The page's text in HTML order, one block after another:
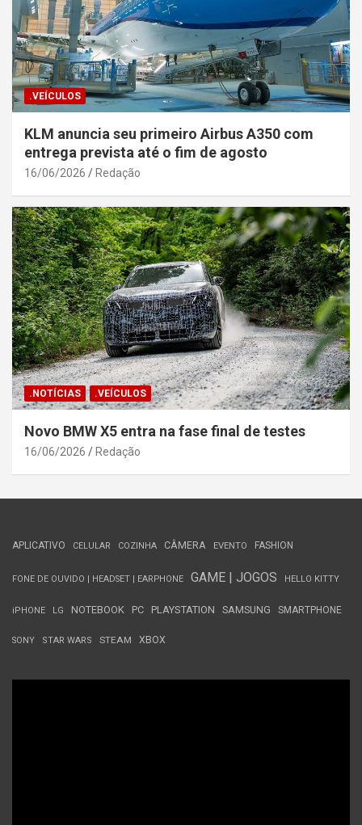
.VEÍCULOS
KLM anuncia seu primeiro Airbus A350 com
entrega prevista até o fim de agosto
16/06/2026 Redação
.NOTÍCIAS .VEÍCULOS
Novo BMW X5 entra na fase final de testes
16/06/2026 Redação
APLICATIVO CELULAR COZINHA CÂMERA EVENTO FASHION
FONE DE OUVIDO | HEADSET | EARPHONE GAME | JOGOS HELLO KITTY
iPHONE LG NOTEBOOK PC PLAYSTATION SAMSUNG SMARTPHONE
SONY STAR WARS STEAM XBOX